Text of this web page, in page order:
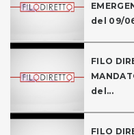
del 09/
FILO
del...
FILO